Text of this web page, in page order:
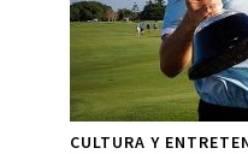
CULTURA Y